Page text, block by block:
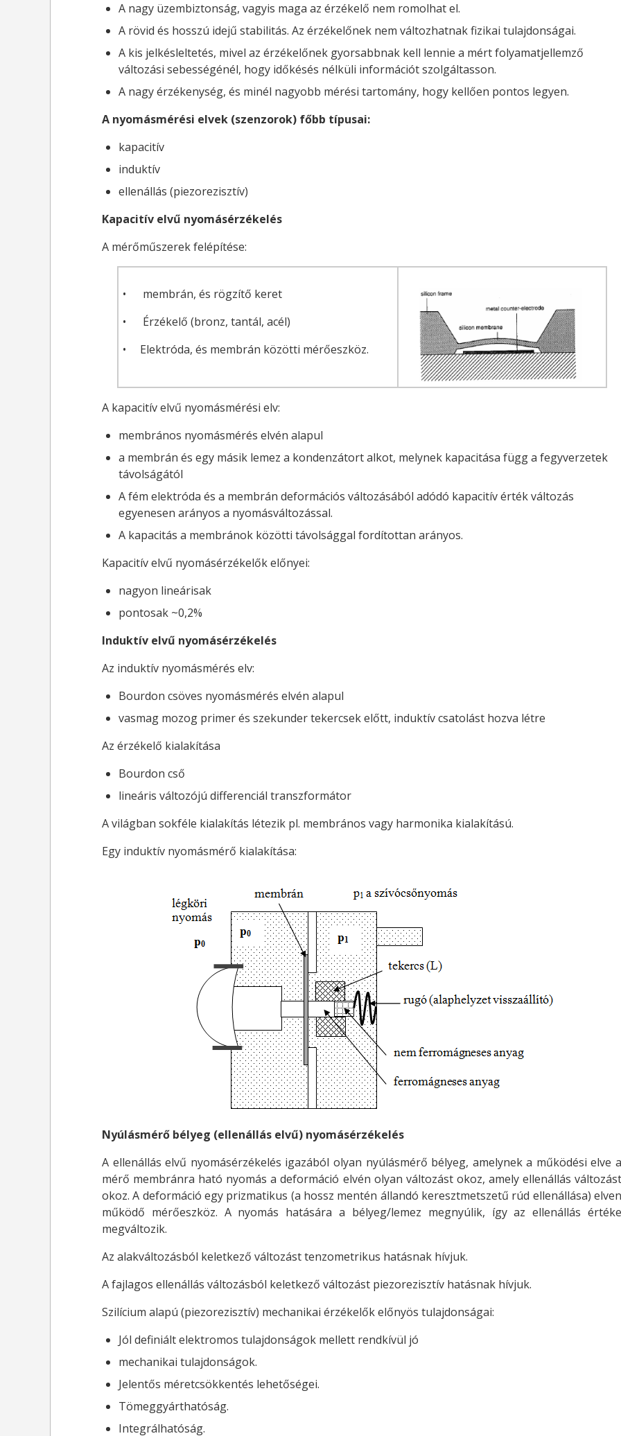
A nagy üzembiztonság, vagyis maga az érzékelő nem romolhat el.
A rövid és hosszú idejű stabilitás. Az érzékelőnek nem változhatnak fizikai tulajdonságai.
A kis jelkésleltetés, mivel az érzékelőnek gyorsabbnak kell lennie a mért folyamatjellemző
változási sebességénél, hogy időkésés nélküli információt szolgáltasson.
A nagy érzékenység, és minél nagyobb mérési tartomány, hogy kellően pontos legyen.
A nyomásmérési elvek (szenzorok) főbb típusai:
kapacitív
induktív
ellenállás (piezorezisztív)
Kapacitív elvű nyomásérzékelés
A mérőműszerek felépítése:
• membrán, és rögzítő keret
• Érzékelő (bronz, tantál, acél)
• Elektróda, és membrán közötti mérőeszköz.
A kapacitív elvű nyomásmérési elv:
membrános nyomásmérés elvén alapul
a membrán és egy másik lemez a kondenzátort alkot, melynek kapacitása függ a fegyverzetek
távolságától
A fém elektróda és a membrán deformációs változásából adódó kapacitív érték változás
egyenesen arányos a nyomásváltozással.
A kapacitás a membránok közötti távolsággal fordítottan arányos.
Kapacitív elvű nyomásérzékelők előnyei:
nagyon lineárisak
pontosak ~0,2%
Induktív elvű nyomásérzékelés
Az induktív nyomásmérés elv:
Bourdon csöves nyomásmérés elvén alapul
vasmag mozog primer és szekunder tekercsek előtt, induktív csatolást hozva létre
Az érzékelő kialakítása
Bourdon cső
lineáris változójú differenciál transzformátor
A világban sokféle kialakítás létezik pl. membrános vagy harmonika kialakítású.
Egy induktív nyomásmérő kialakítása:
Nyúlásmérő bélyeg (ellenállás elvű) nyomásérzékelés
A ellenállás elvű nyomásérzékelés igazából olyan nyúlásmérő bélyeg, amelynek a működési elve a
mérő membránra ható nyomás a deformáció elvén olyan változást okoz, amely ellenállás változást
okoz. A deformáció egy prizmatikus (a hossz mentén állandó keresztmetszetű rúd ellenállása) elven
működő mérőeszköz. A nyomás hatására a bélyeg/lemez megnyúlik, így az ellenállás értéke
megváltozik.
Az alakváltozásból keletkező változást tenzometrikus hatásnak hívjuk.
A fajlagos ellenállás változásból keletkező változást piezorezisztív hatásnak hívjuk.
Szilícium alapú (piezorezisztív) mechanikai érzékelők előnyös tulajdonságai:
Jól definiált elektromos tulajdonságok mellett rendkívül jó
mechanikai tulajdonságok.
Jelentős méretcsökkentés lehetőségei.
Tömeggyárthatóság.
Integrálhatóság.